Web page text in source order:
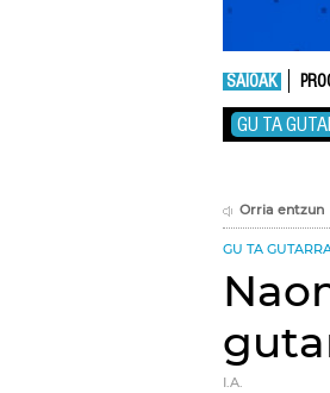
SAIOAK
GU TA
Orria entzun
GU TA
I.A.